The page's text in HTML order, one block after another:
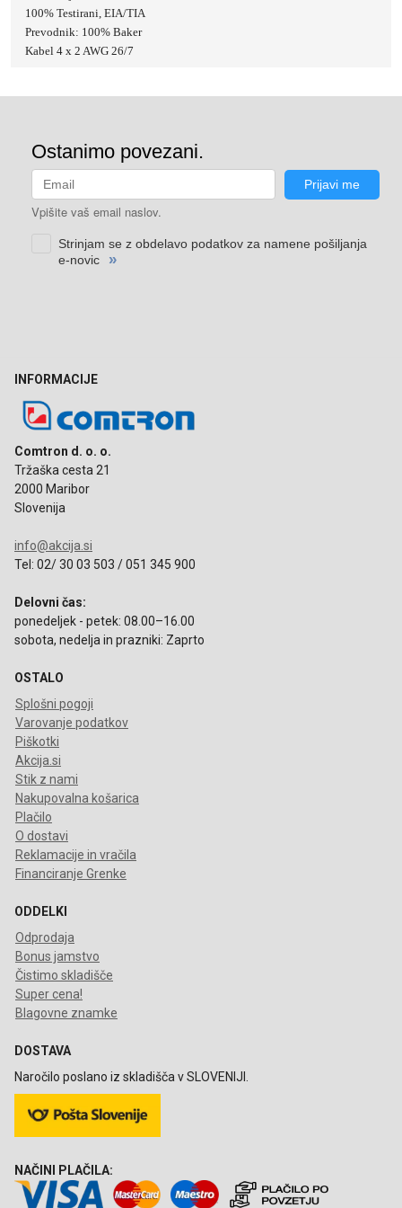
100% Testirani, EIA/TIA
Prevodnik: 100% Baker
Kabel 4 x 2 AWG 26/7
INFORMACIJE
Comtron d. o. o.
Tržaška cesta 21
2000 Maribor
Slovenija
info@akcija.si
Tel: 02/ 30 03 503 / 051 345 900
Delovni čas:
ponedeljek - petek: 08.00–16.00
sobota, nedelja in prazniki: Zaprto
OSTALO
Splošni pogoji
Varovanje podatkov
Piškotki
Akcija.si
Stik z nami
Nakupovalna košarica
Plačilo
O dostavi
Reklamacije in vračila
Financiranje Grenke
ODDELKI
Odprodaja
Bonus jamstvo
Čistimo skladišče
Super cena!
Blagovne znamke
DOSTAVA
Naročilo poslano iz skladišča v SLOVENIJI.
NAČINI PLAČILA: